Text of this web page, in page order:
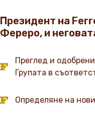
Президент на
Фереро, и
Преглед и
Групата в
Определяне на